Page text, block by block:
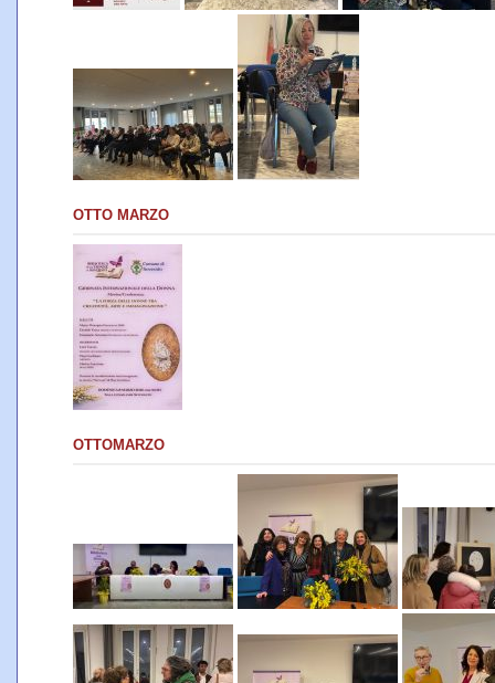
OTTO MARZO
OTTOMARZO